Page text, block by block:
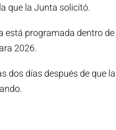
que la Junta solicitó.
está programada dentro de
2026.
dos días después de que